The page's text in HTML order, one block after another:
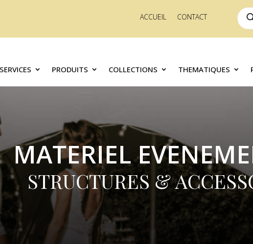
ACCUEIL CONTACT de
SERVICES PRODUITS COLLECTIONS THEMATIQUES
MATERIEL
STRUCTURES &